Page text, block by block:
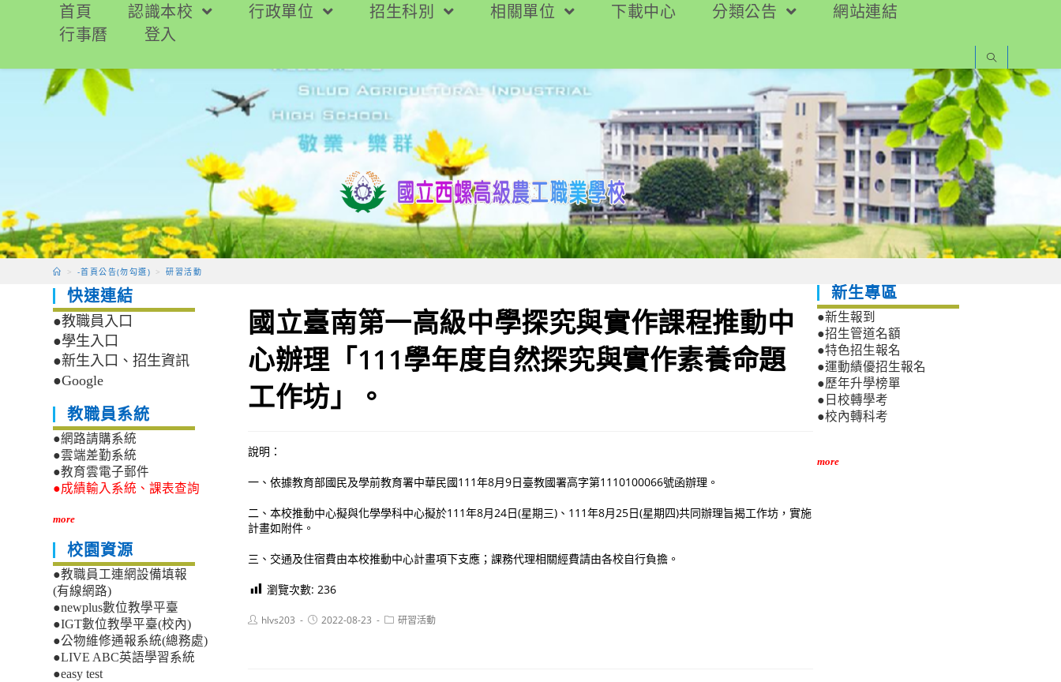
要
首頁 認識本校 行政單位 招生科別 相關單位 下載中心 分類公告
網站連結
行事曆
登入
> -首頁公告(勿勾選) > 研習活動
國立臺南第一高級中學探究與實作課程推動中
心辦理「111學年度自然探究與實作素養命題
工作坊」。
說明：
一、依據教育部國民及學前教育署中華民國111年8月9日臺教國署高字第1110100066號函辦理。
二、本校推動中心擬與化學學科中心擬於111年8月24日(星期三)、111年8月25日(星期四)共同辦理旨揭工作坊，實施
計畫如附件。
三、交通及住宿費由本校推動中心計畫項下支應；課務代理相關經費請由各校自行負擔。
瀏覽次數: 236
Posthlvs203
Post2022-08-23
Post研習活動
快速連結
●教職員入口
●學生入口
●新生入口、招生資訊
●Google
教職員系統
●網路請購系統
●雲端差勤系統
●教育雲電子郵件
●成績輸入系統、課表查詢
more
校園資源
●教職員工連網設備填報
(有線網路)
●newplus數位教學平臺
●IGT數位教學平臺(校內)
●公物維修通報系統(總務處)
●LIVE ABC英語學習系統
●easy test
新生專區
●新生報到
●招生管道名額
●特色招生報名
●運動績優招生報名
●歷年升學榜單
●日校轉學考
●校內轉科考
more